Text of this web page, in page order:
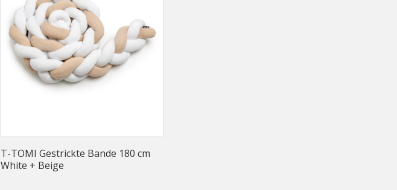
T-TOMI Gestrickte Bande 180 cm
White + Beige